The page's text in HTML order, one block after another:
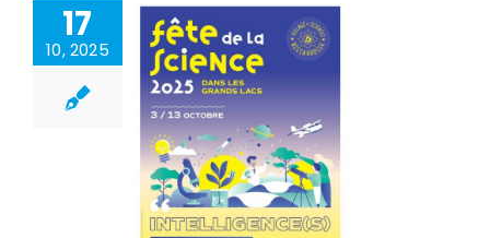
17
10, 2025